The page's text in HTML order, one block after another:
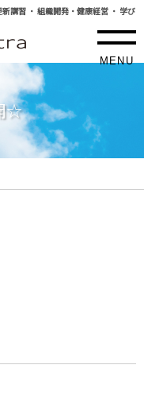
講習 ・ 組織開発・健康経営 ・ 学び
MENU
☆